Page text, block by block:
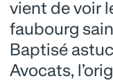
vient de voir
faubourg
Baptisé
Avocats,